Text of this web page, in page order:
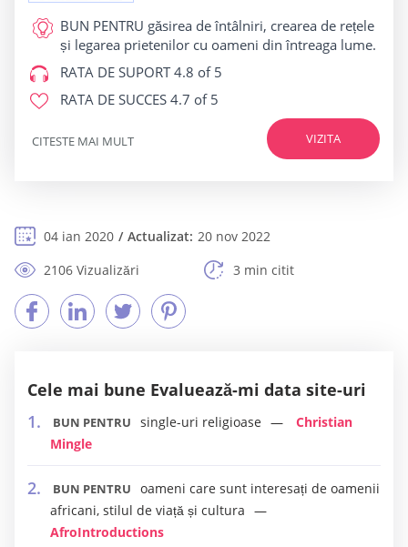
BUN PENTRU găsirea de întâlniri, crearea de rețele
și legarea prietenilor cu oameni din întreaga lume.
RATA DE SUPORT4.8 of 5
RATA DE SUCCES 4.7 of 5
VIZITA
CITESTE MAI MULT
04 ian 2020 Actualizat: 20 nov 2022
2106 Vizualizări
3 min citit
Cele mai bune Evaluează-mi data site-uri
BUN PENTRU single-uri religioase
Christian
Mingle
BUN PENTRU
oameni care sunt interesați de oamenii
africani, stilul de viață și cultura
AfroIntroductions